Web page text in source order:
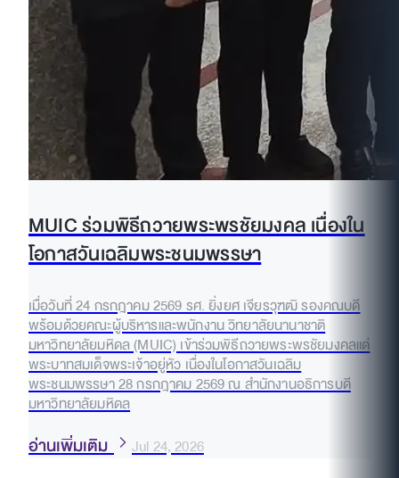
MUIC ร่วมพิธีถวายพระพรชัยมงคล เนื่องใน
โอกาสวันเฉลิมพระชนมพรรษา
เมื่อวันที่ 24 กรกฎาคม 2569 รศ. ยิ่งยศ เจียรวุฑฒิ รองคณบดี
พร้อมด้วยคณะผู้บริหารและพนักงาน วิทยาลัยนานาชาติ
มหาวิทยาลัยมหิดล (MUIC) เข้าร่วมพิธีถวายพระพรชัยมงคลแด่
พระบาทสมเด็จพระเจ้าอยู่หัว เนื่องในโอกาสวันเฉลิม
พระชนมพรรษา 28 กรกฎาคม 2569 ณ สำนักงานอธิการบดี
มหาวิทยาลัยมหิดล
อ่านเพิ่มเติม Jul 24, 2026